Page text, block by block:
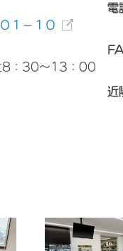
１－１０
：30～13：00
電
近